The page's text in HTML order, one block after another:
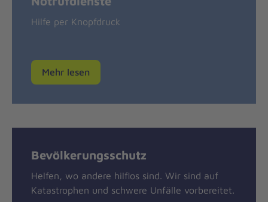
Hilfe per Knopfdruck
Mehr lesen
Bevölkerungsschutz
Helfen, wo andere hilflos sind. Wir sind auf
Katastrophen und schwere Unfälle vorbereitet.